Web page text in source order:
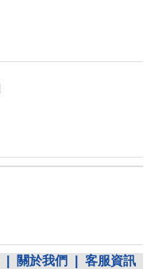
關於我們 客服資訊